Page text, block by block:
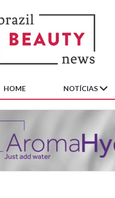
HOME NOTÍCIAS